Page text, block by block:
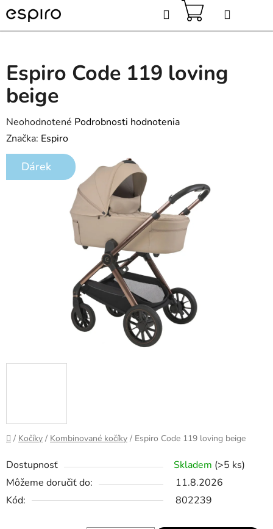
Prejsť
na
obsah
Hľadať
KOŠÍK
Domov
/ Kočíky / Kombinované kočíky / Espiro Code 119 loving beige
Dostupnosť Skladem (>5 ks)
Môžeme doručiť do:
11.8.2026
Kód:
802239
Espiro Code 119 loving
beige
Priemerné
hodnotenie
produktu
Neohodnotené Podrobnosti hodnotenia
Značka: Espiro
Dárek